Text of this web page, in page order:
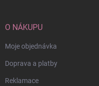
O NÁKUPU
Moje objednávka
Doprava a platby
Reklamace